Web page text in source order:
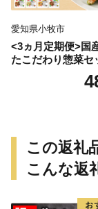
愛知県小牧市
<3ヵ月定期便>国
たこだわり惣菜セ
この返礼
こんな返